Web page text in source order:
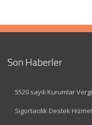
Son Haberler
5520 sayılı Kurumlar
Sigortacılık Destek